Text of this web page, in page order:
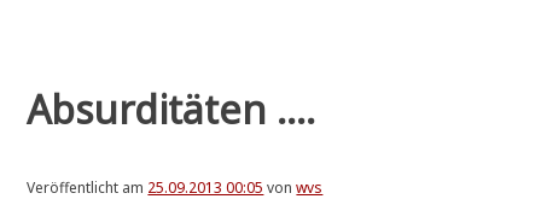
Absurditäten ....
Veröffentlicht am 25.09.2013 00:05 vonwvs